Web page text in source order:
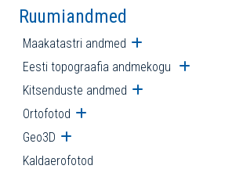
Ruumiandmed
Maakatastri andmed Ava alammenüü
Eesti topograafia andmekogu Ava
Kitsenduste andmed Ava alammenüü
Ortofotod Ava alammenüü
Geo3D Ava alammenüü
Kaldaerofotod